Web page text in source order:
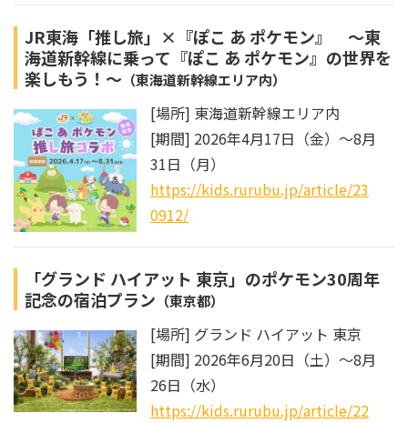
JR東海「推し旅」×『ぽこ あ ポケモン』 ～東
海道新幹線に乗って『ぽこ あ ポケモン』の世界を
楽しもう！～ （東海道新幹線エリア内）
[場所] 東海道新幹線エリア内
[期間] 2026年4月17日（金）～8月
31日（月）
https://kids.rurubu.jp/article/23
0912/
「グランド ハイアット 東京」のポケモン30周年
記念の宿泊プラン （東京都）
[場所] グランド ハイアット 東京
[期間] 2026年6月20日（土）～8月
26日（水）
https://kids.rurubu.jp/article/22